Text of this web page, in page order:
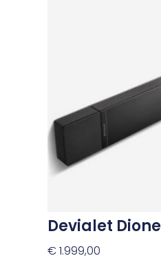
Devialet Dione
€1.999,00